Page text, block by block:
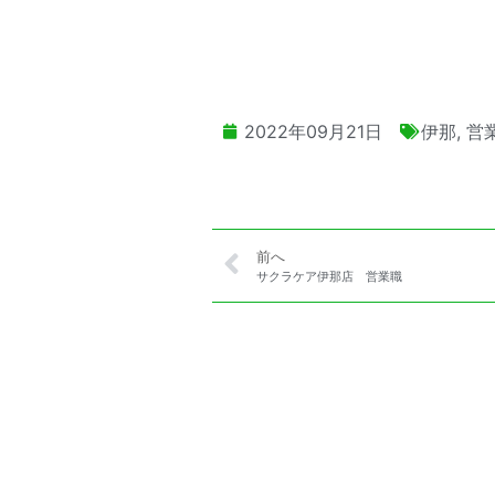
2022年09月21日 伊那, 営
前へ
サクラケア伊那店 営業職